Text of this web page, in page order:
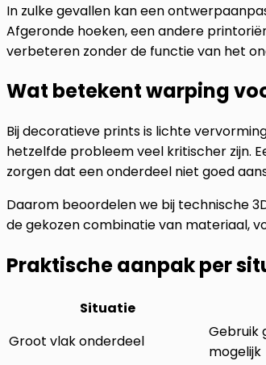
In zulke gevallen kan een
Afgeronde hoeken, een andere
verbeteren zonder de functie van het
Wat betekent warping
Bij decoratieve prints is lichte
hetzelfde probleem veel kritischer zijn.
zorgen dat een onderdeel niet goed
Daarom beoordelen we bij technische
de gekozen combinatie van materiaal,
Praktische aanpak per
Situatie
Groot vlak onderdeel
Gebruik
mogelijk